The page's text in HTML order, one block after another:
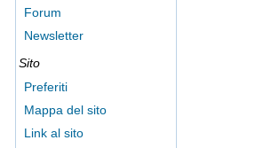
Forum
Newsletter
Sito
Preferiti
Mappa del sito
Link al sito